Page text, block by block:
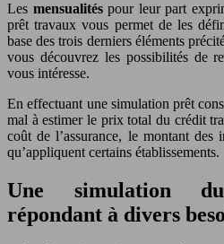
Les mensualitéspour leur part
prêt travaux vous permet de les
base des trois derniers éléments
vous découvrez les possibilités de
vous intéresse.
En effectuant une simulation prêt
mal à estimer le prix total du crédit
coût de l’assurance, le montant des
qu’appliquent certains établissements.
Une simulation
répondant à divers